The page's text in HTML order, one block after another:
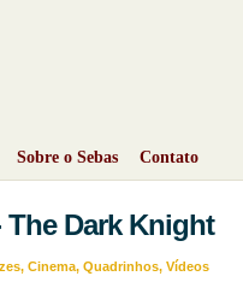
Sobre o Sebas Contato
The Dark Knight
, Cinema, Quadrinhos, Vídeos